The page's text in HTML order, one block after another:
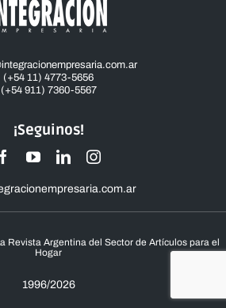
¡Seguinos!
(+54 11) 4773-5656
(+54 911) 7360-5567
Revista Argentina del Sector de Artículos para el
Hogar
1996/2026